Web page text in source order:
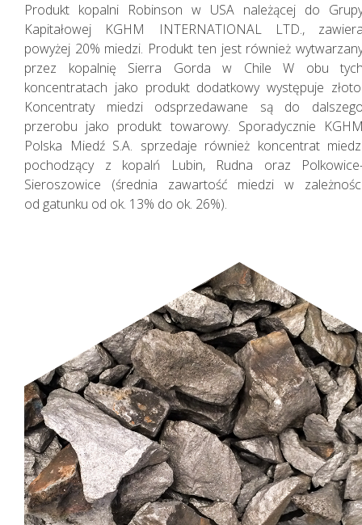
Produkt kopalni Robinson w USA należącej do
Kapitałowej KGHM INTERNATIONAL LTD.,
powyżej 20% miedzi. Produkt ten jest również
przez kopalnię Sierra Gorda w Chile W obu
koncentratach jako produkt dodatkowy występuje
Koncentraty miedzi odsprzedawane są do
przerobu jako produkt towarowy. Sporadycznie
Polska Miedź S.A. sprzedaje również koncentrat
pochodzący z kopalń Lubin, Rudna oraz
Sieroszowice (średnia zawartość miedzi w
od gatunku od ok. 13% do ok. 26%).